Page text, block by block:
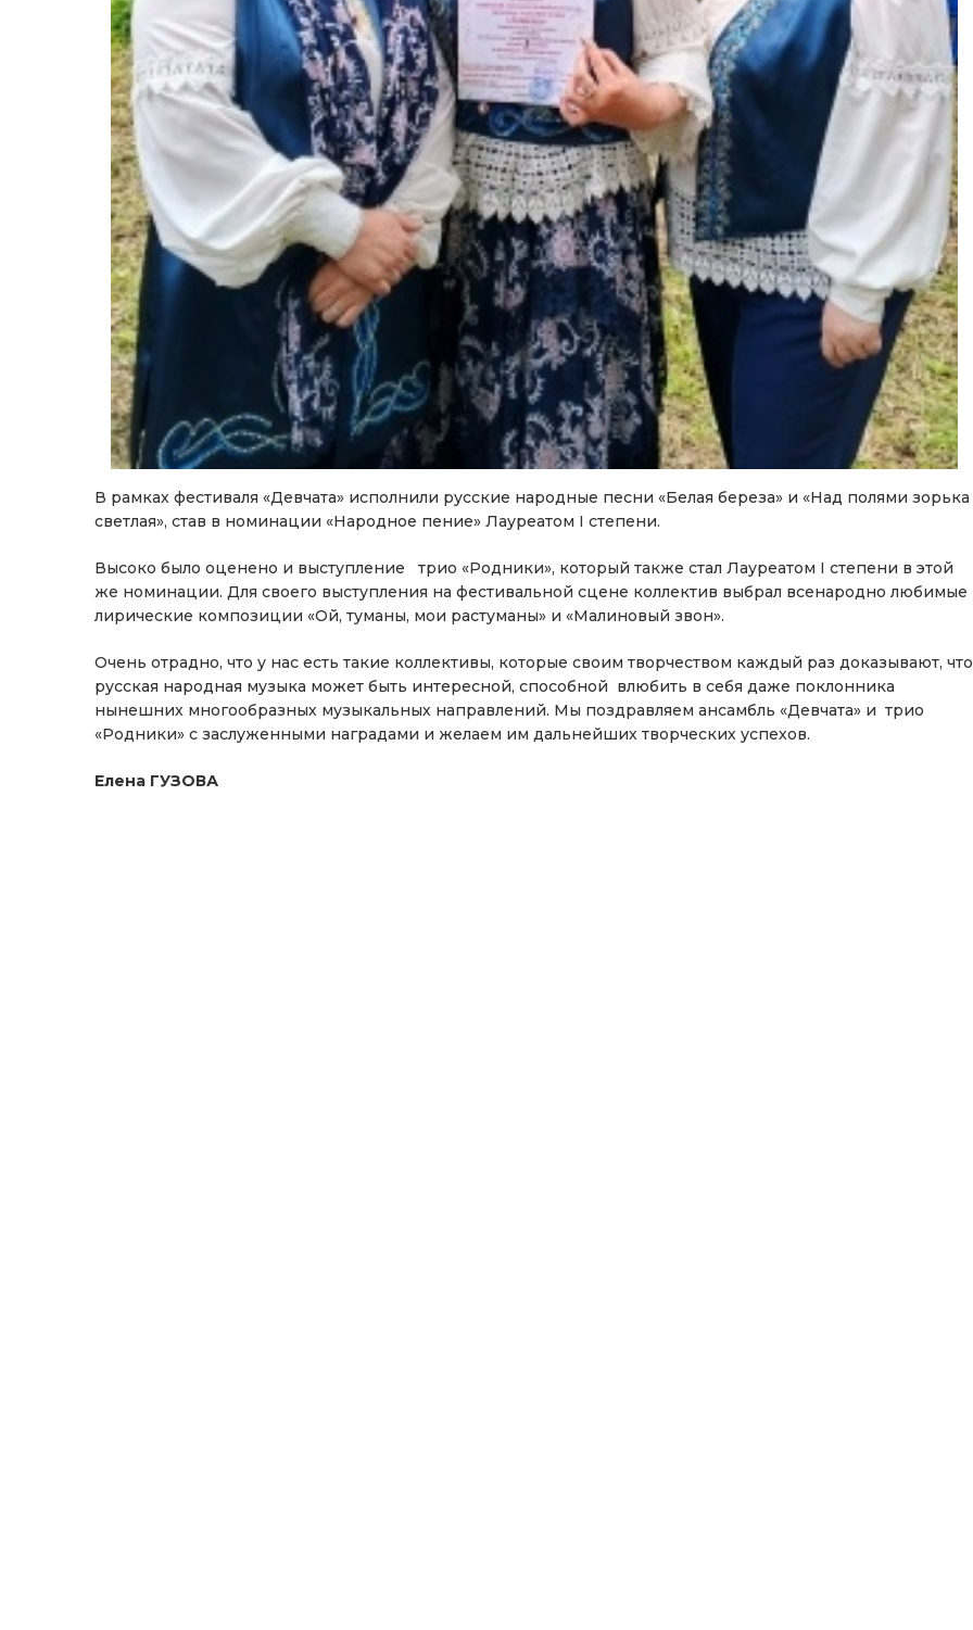
В рамках фестиваля «Девчата» исполнили русские народные песни «Белая береза» и «Над полями зорька
светлая», став в номинации «Народное пение» Лауреатом I степени.
Высоко было оценено и выступление трио «Родники», который также стал Лауреатом I степени в этой
же номинации. Для своего выступления на фестивальной сцене коллектив выбрал всенародно любимые
лирические композиции «Ой, туманы, мои растуманы» и «Малиновый звон».
Очень отрадно, что у нас есть такие коллективы, которые своим творчеством каждый раз доказывают, что
русская народная музыка может быть интересной, способной влюбить в себя даже поклонника
нынешних многообразных музыкальных направлений. Мы поздравляем ансамбль «Девчата» и трио
«Родники» с заслуженными наградами и желаем им дальнейших творческих успехов.
Елена ГУЗОВА